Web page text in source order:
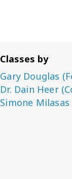
Classes by
Gary Douglas
Dr. Dain Heer
Simone Milasas